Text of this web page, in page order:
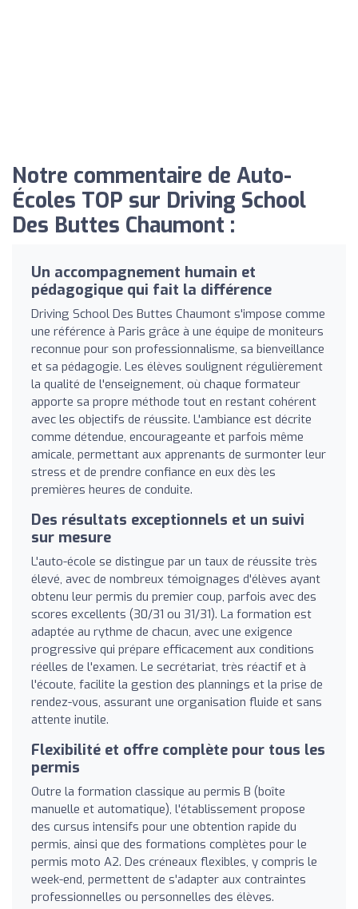
Notre commentaire de Auto-
Écoles TOP sur Driving School
Des Buttes Chaumont :
Un accompagnement humain et
pédagogique qui fait la différence
Driving School Des Buttes Chaumont s'impose comme
une référence à Paris grâce à une équipe de moniteurs
reconnue pour son professionnalisme, sa bienveillance
et sa pédagogie. Les élèves soulignent régulièrement
la qualité de l'enseignement, où chaque formateur
apporte sa propre méthode tout en restant cohérent
avec les objectifs de réussite. L'ambiance est décrite
comme détendue, encourageante et parfois même
amicale, permettant aux apprenants de surmonter leur
stress et de prendre confiance en eux dès les
premières heures de conduite.
Des résultats exceptionnels et un suivi
sur mesure
L'auto-école se distingue par un taux de réussite très
élevé, avec de nombreux témoignages d'élèves ayant
obtenu leur permis du premier coup, parfois avec des
scores excellents (30/31 ou 31/31). La formation est
adaptée au rythme de chacun, avec une exigence
progressive qui prépare efficacement aux conditions
réelles de l'examen. Le secrétariat, très réactif et à
l'écoute, facilite la gestion des plannings et la prise de
rendez-vous, assurant une organisation fluide et sans
attente inutile.
Flexibilité et offre complète pour tous les
permis
Outre la formation classique au permis B (boîte
manuelle et automatique), l'établissement propose
des cursus intensifs pour une obtention rapide du
permis, ainsi que des formations complètes pour le
permis moto A2. Des créneaux flexibles, y compris le
week-end, permettent de s'adapter aux contraintes
professionnelles ou personnelles des élèves.